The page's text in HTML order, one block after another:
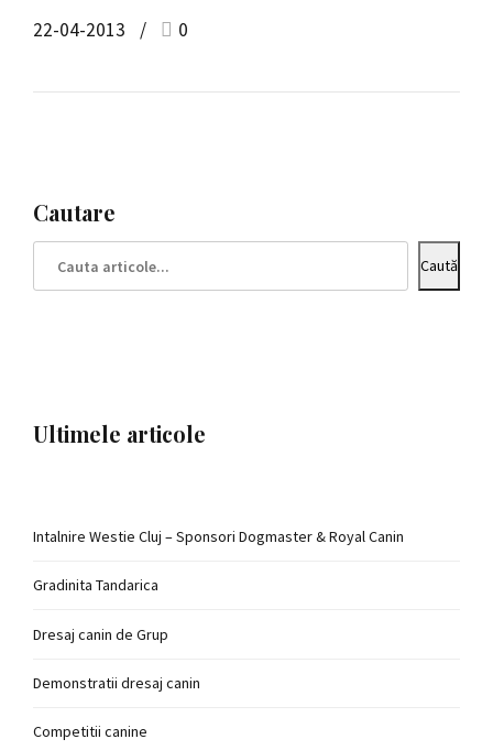
22-04-2013 0
Cautare
Caută
Ultimele articole
Intalnire Westie Cluj – Sponsori Dogmaster & Royal Canin
Gradinita Tandarica
Dresaj canin de Grup
Demonstratii dresaj canin
Competitii canine